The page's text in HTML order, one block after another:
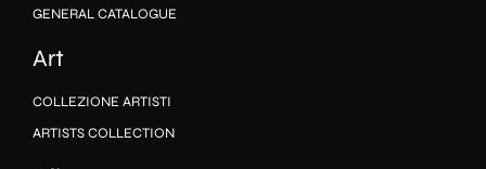
GENERAL CATALOGUE
Art
COLLEZIONE ARTISTI
ARTISTS COLLECTION